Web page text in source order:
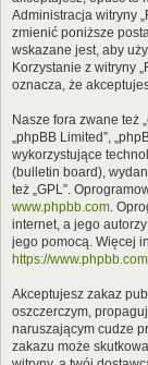
Administracja witryny
zmienić poniższe
wskazane jest, aby
Korzystanie z witryny
oznacza, że
Nasze fora zwane też
„phpBB Limited”,
wykorzystujące
(bulletin board),
też „GPL”.
www.phpbb.com.
internet, a jego
jego pomocą. Więcej
https://
Akceptujesz zakaz
oszczerczym,
naruszającym cudze
zakazu może